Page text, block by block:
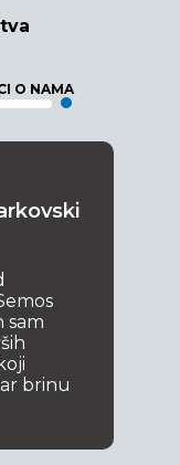
O NAMA
sam
brinu